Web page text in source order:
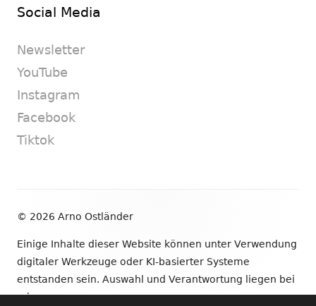
Social Media
Newsletter
YouTube
Instagram
Facebook
Tiktok
© 2026 Arno Ostländer
Einige Inhalte dieser Website können unter Verwendung
digitaler Werkzeuge oder KI-basierter Systeme
entstanden sein. Auswahl und Verantwortung liegen bei
mir.